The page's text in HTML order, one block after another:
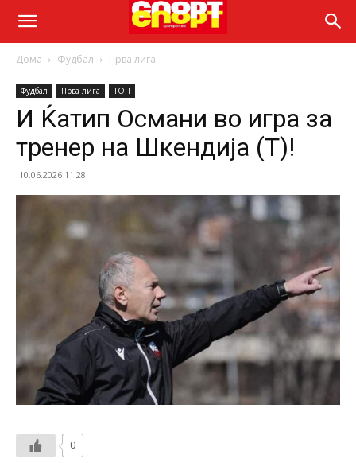
Дома Фудбал Прва лига
Фудбал Прва лига ТОП
И Ќатип Османи во игра за
тренер на Шкендија (Т)!
10.06.2026 11:28
0